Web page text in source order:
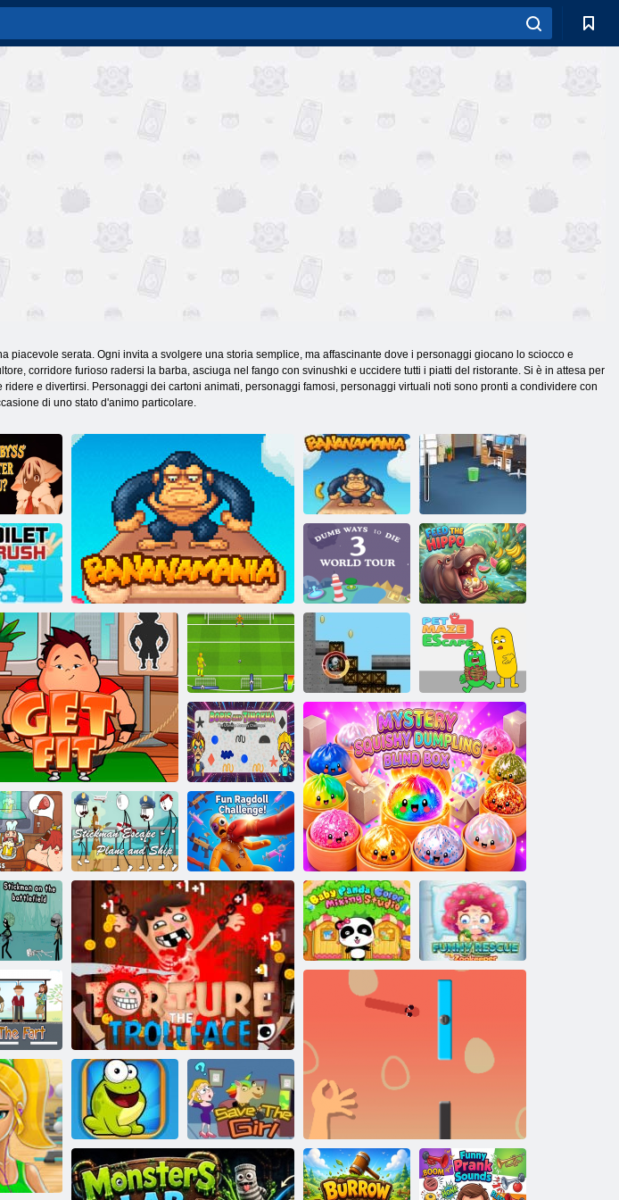
piacevole serata. Ogni invita a svolgere una storia semplice, ma affascinante dove i personaggi giocano lo sciocco e
corridore furioso radersi la barba, asciuga nel fango con svinushki e uccidere tutti i piatti del ristorante. Si è in attesa per
e divertirsi. Personaggi dei cartoni animati, personaggi famosi, personaggi virtuali noti sono pronti a condividere con
di uno stato d'animo particolare.
di
sei?
Banana Mania
Bananamania
Lancia un
multiplayer di
carta
2
Modi stupidi per
morire 3 World
Tour
Dai da mangiare
all'ippopotamo
Montare il grasso
Scatto di rigore:
Euro Cup 2016
Inferno
Fuga dal
labirinto degli
animali
domestici
Boris e Timokha
Misteriosa scatola cieca per gnocchi squishy
pub
Stickman
Escape- Aereo e
nave
Divertente sfida
Ragdoll!
sul
di
Baby Panda
Color Mixing
Zookeeper di
salvataggio
la